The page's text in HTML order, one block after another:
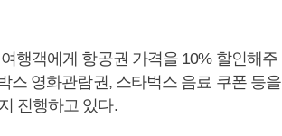
행객에게 항공권 가격을 10% 할인해주
스 영화관람권, 스타벅스 음료 쿠폰 등을
진행하고 있다.